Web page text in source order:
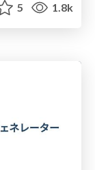
5 1.8k